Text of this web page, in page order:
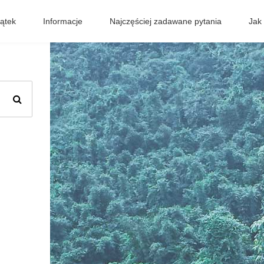
Informacje Najczęściej zadawane pytania Jak